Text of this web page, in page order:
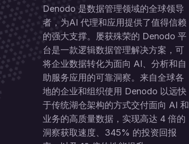
Denodo 是数据管理领域的全球领导
者，为AI 代理和应用提供了值得信赖
的强大支撑。屡获殊荣的 Denodo 平
台是一款逻辑数据管理解决方案，可
将企业数据转化为面向 AI、分析和自
助服务应用的可靠洞察。来自全球各
地的企业和组织使用 Denodo 以远快
于传统湖仓架构的方式交付面向 AI 和
业务的高质量数据，实现高达 4 倍的
洞察获取速度、345% 的投资回报